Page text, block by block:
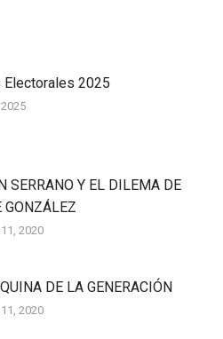
Electorales 2025
SERRANO Y EL DILEMA DE
GONZÁLEZ
2020
DE LA GENERACIÓN
2020